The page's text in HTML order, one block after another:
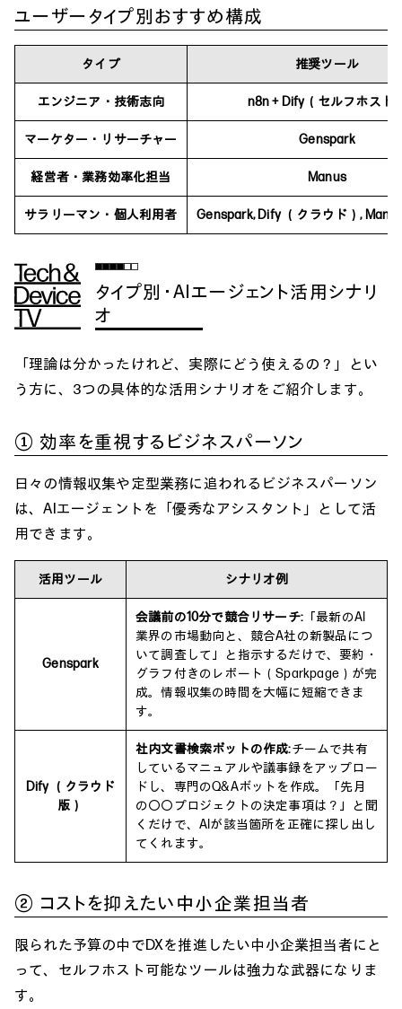
ユーザータイプ別おすすめ構成
タイプ 推奨ツール
エンジニア・技術志向 n8n + Dify（セルフホスト
マーケター・リサーチャー Genspark
経営者・業務効率化担当 Manus
サラリーマン・個人利用者 Genspark, Dify （クラウド）,
タイプ別・AIエージェント活用シナリ
オ
「理論は分かったけれど、実際にどう使えるの？」とい
う方に、3つの具体的な活用シナリオをご紹介します。
① 効率を重視するビジネスパーソン
日々の情報収集や定型業務に追われるビジネスパーソン
は、AIエージェントを「優秀なアシスタント」として活
用できます。
活用ツール シナリオ例
Genspark
会議前の10分で競合リサーチ: 「最新のAI
業界の市場動向と、競合A社の新製品につ
いて調査して」と指示するだけで、要約・
グラフ付きのレポート（Sparkpage）が完
成。情報収集の時間を大幅に短縮できま
す。
Dify （クラウド
版）
社内文書検索ボットの作成:チームで共有
しているマニュアルや議事録をアップロー
ドし、専門のQ&Aボットを作成。「先月
の〇〇プロジェクトの決定事項は？」と聞
くだけで、AIが該当箇所を正確に探し出し
てくれます。
② コストを抑えたい中小企業担当者
限られた予算の中でDXを推進したい中小企業担当者にと
って、セルフホスト可能なツールは強力な武器になりま
す。